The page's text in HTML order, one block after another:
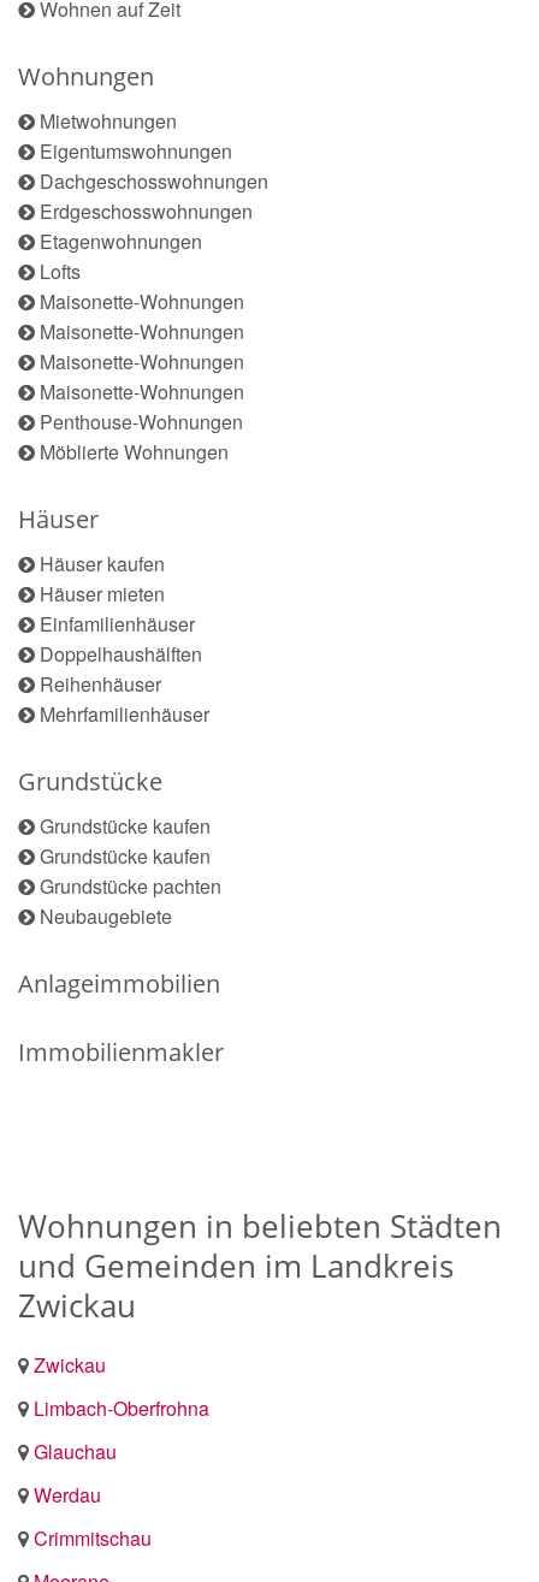
Wohnen auf Zeit
Wohnungen
Mietwohnungen
Eigentumswohnungen
Dachgeschosswohnungen
Erdgeschosswohnungen
Etagenwohnungen
Lofts
Maisonette-Wohnungen
Maisonette-Wohnungen
Maisonette-Wohnungen
Maisonette-Wohnungen
Penthouse-Wohnungen
Möblierte Wohnungen
Häuser
Häuser kaufen
Häuser mieten
Einfamilienhäuser
Doppelhaushälften
Reihenhäuser
Mehrfamilienhäuser
Grundstücke
Grundstücke kaufen
Grundstücke kaufen
Grundstücke pachten
Neubaugebiete
Anlageimmobilien
Immobilienmakler
Wohnungen in beliebten Städten
und Gemeinden im Landkreis
Zwickau
Zwickau
Limbach-Oberfrohna
Glauchau
Werdau
Crimmitschau